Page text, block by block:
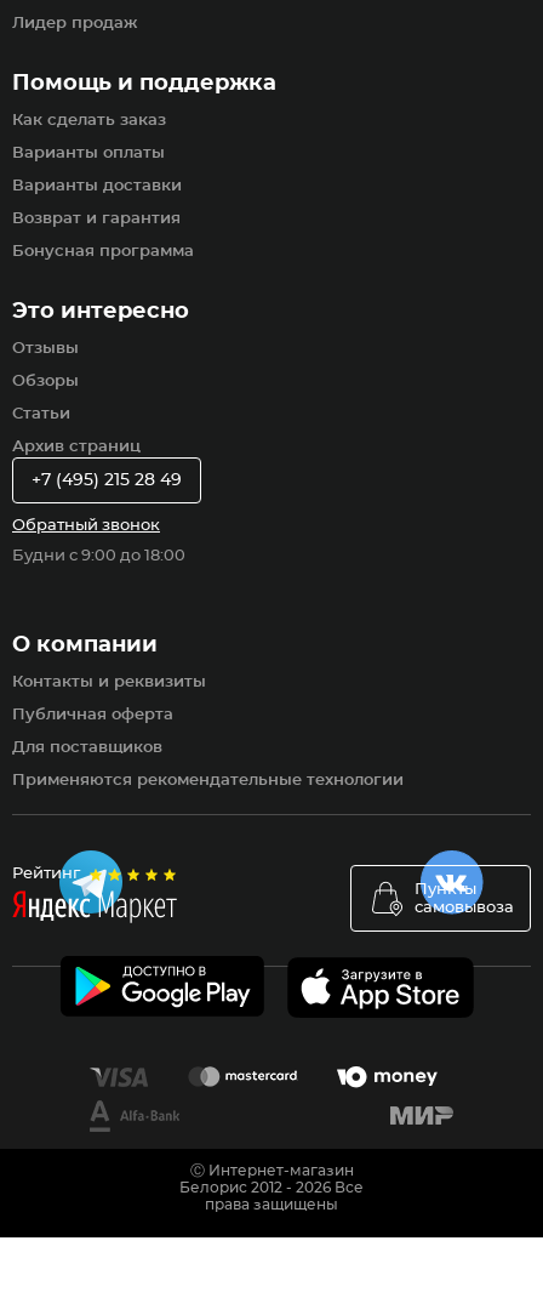
Рейтинг
Пункты
самовывоза
Помощь и поддержка
Как сделать заказ
Варианты оплаты
Варианты доставки
Возврат и гарантия
Бонусная программа
Лидер продаж
Это интересно
Отзывы
Обзоры
Статьи
Архив страниц
О компании
Контакты и реквизиты
Публичная оферта
Для поставщиков
Применяются рекомендательные технологии
+7 (495) 215 28 49
Обратный звонок
Будни с 9:00 до 18:00
Ⓒ Интернет-магазин
Белорис 2012 - 2026 Все
права защищены